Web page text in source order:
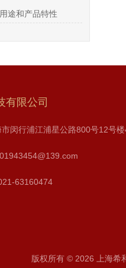
途和产品特性
有限公司
闵行浦江浦星公路800号12号
63160474
版权所有 © 2026 上海希